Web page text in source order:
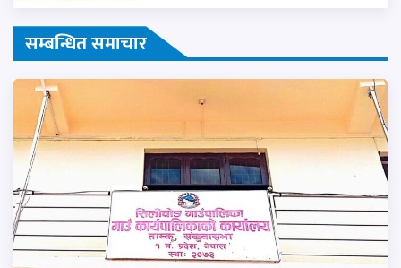
सम्बन्धित समाचार